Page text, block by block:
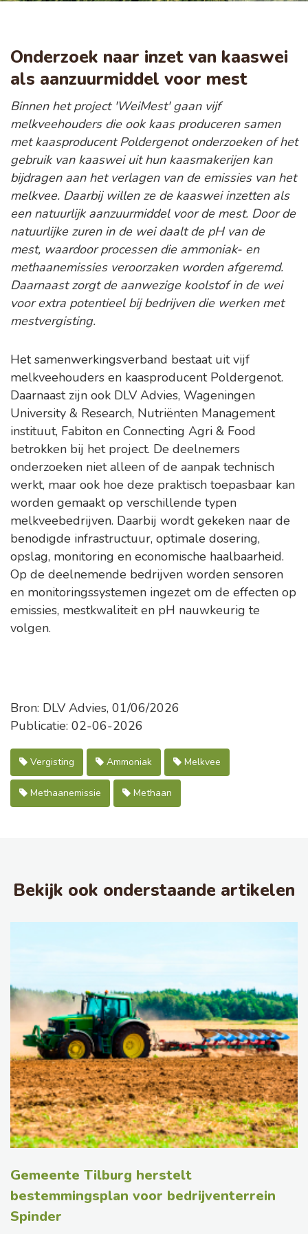
Onderzoek naar inzet van kaaswei
als aanzuurmiddel voor mest
Binnen het project 'WeiMest' gaan vijf
melkveehouders die ook kaas produceren samen
met kaasproducent Poldergenot onderzoeken of het
gebruik van kaaswei uit hun kaasmakerijen kan
bijdragen aan het verlagen van de emissies van het
melkvee. Daarbij willen ze de kaaswei inzetten als
een natuurlijk aanzuurmiddel voor de mest. Door de
natuurlijke zuren in de wei daalt de pH van de
mest, waardoor processen die ammoniak- en
methaanemissies veroorzaken worden afgeremd.
Daarnaast zorgt de aanwezige koolstof in de wei
voor extra potentieel bij bedrijven die werken met
mestvergisting.
Het samenwerkingsverband bestaat uit vijf
melkveehouders en kaasproducent Poldergenot.
Daarnaast zijn ook DLV Advies, Wageningen
University & Research, Nutriënten Management
instituut, Fabiton en Connecting Agri & Food
betrokken bij het project. De deelnemers
onderzoeken niet alleen of de aanpak technisch
werkt, maar ook hoe deze praktisch toepasbaar kan
worden gemaakt op verschillende typen
melkveebedrijven. Daarbij wordt gekeken naar de
benodigde infrastructuur, optimale dosering,
opslag, monitoring en economische haalbaarheid.
Op de deelnemende bedrijven worden sensoren
en monitoringssystemen ingezet om de effecten op
emissies, mestkwaliteit en pH nauwkeurig te
volgen.
Bron: DLV Advies, 01/06/2026
Publicatie: 02-06-2026
Vergisting Ammoniak Melkvee
Methaanemissie Methaan
Bekijk ook onderstaande artikelen
Gemeente Tilburg herstelt
bestemmingsplan voor bedrijventerrein
Spinder